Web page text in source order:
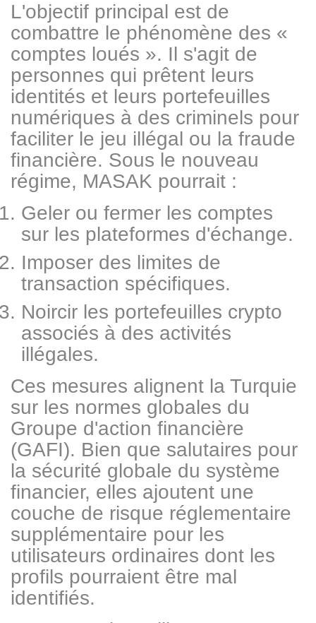
L'objectif principal est de
combattre le phénomène des «
comptes loués ». Il s'agit de
personnes qui prêtent leurs
identités et leurs portefeuilles
numériques à des criminels pour
faciliter le jeu illégal ou la fraude
financière. Sous le nouveau
régime, MASAK pourrait :
Geler ou fermer les comptes
sur les plateformes d'échange.
Imposer des limites de
transaction spécifiques.
Noircir les portefeuilles crypto
associés à des activités
illégales.
Ces mesures alignent la Turquie
sur les normes globales du
Groupe d'action financière
(GAFI). Bien que salutaires pour
la sécurité globale du système
financier, elles ajoutent une
couche de risque réglementaire
supplémentaire pour les
utilisateurs ordinaires dont les
profils pourraient être mal
identifiés.